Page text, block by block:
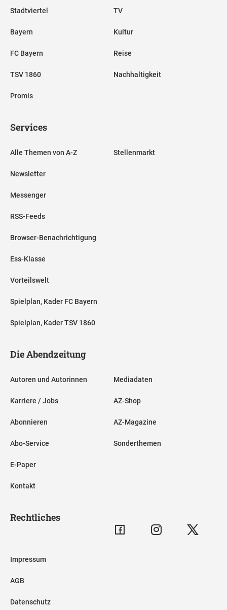
Stadtviertel
Bayern
FC Bayern
TSV 1860
Promis
TV
Kultur
Reise
Nachhaltigkeit
Services
Alle Themen von A-Z
Newsletter
Messenger
RSS-Feeds
Browser-Benachrichtigung
Ess-Klasse
Vorteilswelt
Spielplan, Kader FC Bayern
Spielplan, Kader TSV 1860
Stellenmarkt
Die Abendzeitung
Autoren und Autorinnen
Karriere / Jobs
Abonnieren
Abo-Service
E-Paper
Kontakt
Mediadaten
AZ-Shop
AZ-Magazine
Sonderthemen
Rechtliches
Impressum
AGB
Datenschutz